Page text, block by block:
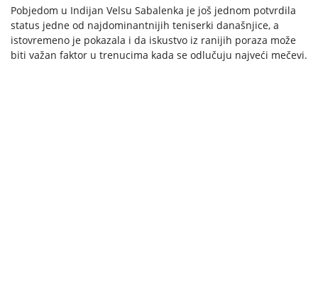
Pobjedom u Indijan Velsu Sabalenka je još jednom potvrdila
status jedne od najdominantnijih teniserki današnjice, a
istovremeno je pokazala i da iskustvo iz ranijih poraza može
biti važan faktor u trenucima kada se odlučuju najveći mečevi.